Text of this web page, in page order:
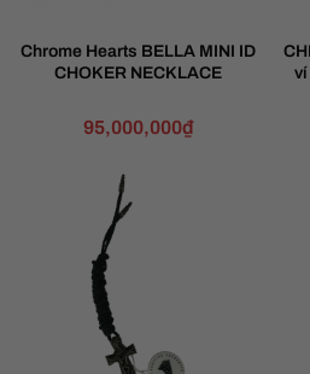
Chrome Hearts BELLA MINI ID
CHOKER NECKLACE
95,000,000₫
ví